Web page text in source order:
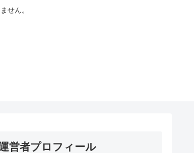
せん。
営者プロフィール